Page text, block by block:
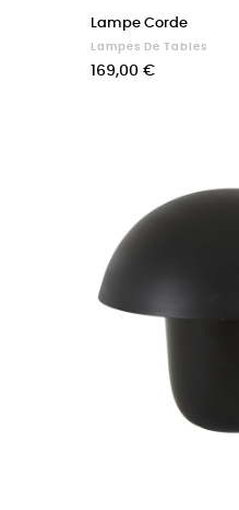
Lampe Corde
Lampes De Tables
Prix
169,00 €